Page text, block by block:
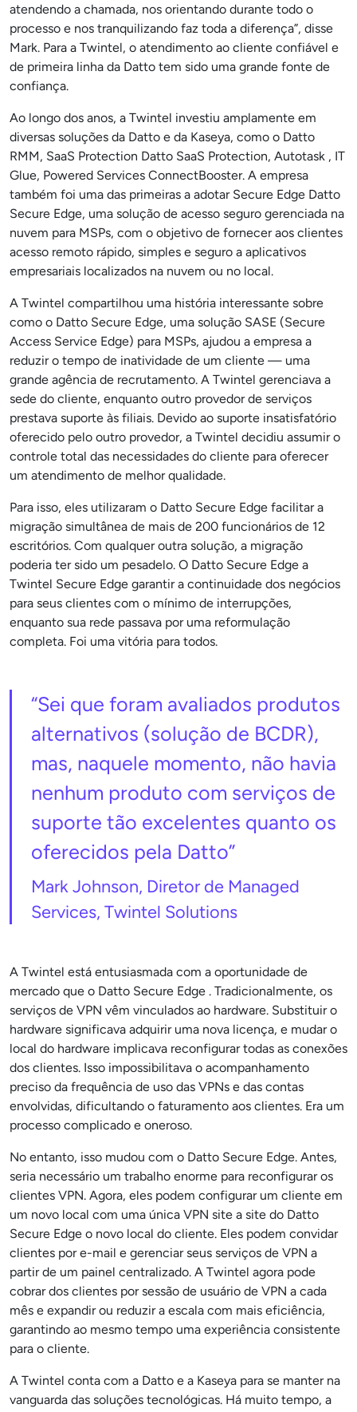
atendendo a chamada, nos orientando durante todo o
processo e nos tranquilizando faz toda a diferença”, disse
Mark. Para a Twintel, o atendimento ao cliente confiável e
de primeira linha da Datto tem sido uma grande fonte de
confiança.
Ao longo dos anos, a Twintel investiu amplamente em
diversas soluções da Datto e da Kaseya, como o Datto
RMM, SaaS Protection Datto SaaS Protection, Autotask , IT
Glue, Powered Services ConnectBooster. A empresa
também foi uma das primeiras a adotar Secure Edge Datto
Secure Edge, uma solução de acesso seguro gerenciada na
nuvem para MSPs, com o objetivo de fornecer aos clientes
acesso remoto rápido, simples e seguro a aplicativos
empresariais localizados na nuvem ou no local.
A Twintel compartilhou uma história interessante sobre
como o Datto Secure Edge, uma solução SASE (Secure
Access Service Edge) para MSPs, ajudou a empresa a
reduzir o tempo de inatividade de um cliente — uma
grande agência de recrutamento. A Twintel gerenciava a
sede do cliente, enquanto outro provedor de serviços
prestava suporte às filiais. Devido ao suporte insatisfatório
oferecido pelo outro provedor, a Twintel decidiu assumir o
controle total das necessidades do cliente para oferecer
um atendimento de melhor qualidade.
Para isso, eles utilizaram o Datto Secure Edge facilitar a
migração simultânea de mais de 200 funcionários de 12
escritórios. Com qualquer outra solução, a migração
poderia ter sido um pesadelo. O Datto Secure Edge a
Twintel Secure Edge garantir a continuidade dos negócios
para seus clientes com o mínimo de interrupções,
enquanto sua rede passava por uma reformulação
completa. Foi uma vitória para todos.
“Sei que foram avaliados produtos
alternativos (solução de BCDR),
mas, naquele momento, não havia
nenhum produto com serviços de
suporte tão excelentes quanto os
oferecidos pela Datto”
Mark Johnson, Diretor de Managed
Services, Twintel Solutions
A Twintel está entusiasmada com a oportunidade de
mercado que o Datto Secure Edge . Tradicionalmente, os
serviços de VPN vêm vinculados ao hardware. Substituir o
hardware significava adquirir uma nova licença, e mudar o
local do hardware implicava reconfigurar todas as conexões
dos clientes. Isso impossibilitava o acompanhamento
preciso da frequência de uso das VPNs e das contas
envolvidas, dificultando o faturamento aos clientes. Era um
processo complicado e oneroso.
No entanto, isso mudou com o Datto Secure Edge. Antes,
seria necessário um trabalho enorme para reconfigurar os
clientes VPN. Agora, eles podem configurar um cliente em
um novo local com uma única VPN site a site do Datto
Secure Edge o novo local do cliente. Eles podem convidar
clientes por e-mail e gerenciar seus serviços de VPN a
partir de um painel centralizado. A Twintel agora pode
cobrar dos clientes por sessão de usuário de VPN a cada
mês e expandir ou reduzir a escala com mais eficiência,
garantindo ao mesmo tempo uma experiência consistente
para o cliente.
A Twintel conta com a Datto e a Kaseya para se manter na
vanguarda das soluções tecnológicas. Há muito tempo, a